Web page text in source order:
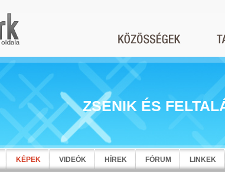
ZSENIK ÉS
KÉPEK VIDEÓK HÍREK FÓRUM LINKEK